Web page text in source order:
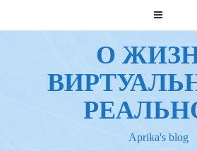
О
Aprika's blog